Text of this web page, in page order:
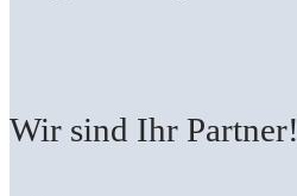
Wir sind Ihr Partner!